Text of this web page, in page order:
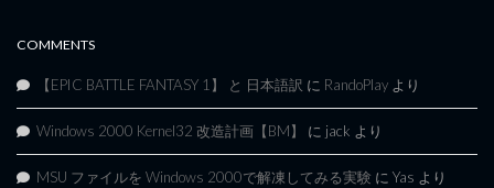
COMMENTS
【EPIC BATTLE FANTASY 1】 と 日本語訳 に RandoPlay より
Windows 2000 Kernel32 改造計画【BM】 に jack より
MSU ファイルを Windows 2000で解凍してみる実験 に Yas より